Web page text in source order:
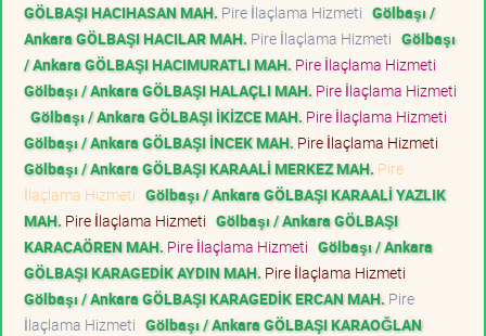
GÖLBAŞI HACIHASAN MAH. Pire İlaçlama Hizmeti Gölbaşı /
Ankara GÖLBAŞI HACILAR MAH. Pire İlaçlama Hizmeti Gölbaşı
/ Ankara GÖLBAŞI HACIMURATLI MAH. Pire İlaçlama Hizmeti
Gölbaşı / Ankara GÖLBAŞI HALAÇLI MAH. Pire İlaçlama Hizmeti
Gölbaşı / Ankara GÖLBAŞI İKİZCE MAH. Pire İlaçlama Hizmeti
Gölbaşı / Ankara GÖLBAŞI İNCEK MAH. Pire İlaçlama Hizmeti
Gölbaşı / Ankara GÖLBAŞI KARAALİ MERKEZ MAH. Pire
İlaçlama Hizmeti Gölbaşı / Ankara GÖLBAŞI KARAALİ YAZLIK
MAH. Pire İlaçlama Hizmeti Gölbaşı / Ankara GÖLBAŞI
KARACAÖREN MAH. Pire İlaçlama Hizmeti Gölbaşı / Ankara
GÖLBAŞI KARAGEDİK AYDIN MAH. Pire İlaçlama Hizmeti
Gölbaşı / Ankara GÖLBAŞI KARAGEDİK ERCAN MAH. Pire
İlaçlama Hizmeti Gölbaşı / Ankara GÖLBAŞI KARAOĞLAN